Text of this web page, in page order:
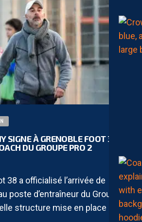
SIGNE À GRENOBLE FOOT 38
DU GROUPE PRO 2
38 a officialisé l’arrivée de
poste d’entraîneur du Groupe
structure mise en place par...